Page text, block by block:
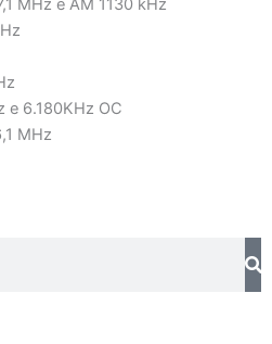
MHz e AM 1130 kHz
e 6.180KHz OC
MHz